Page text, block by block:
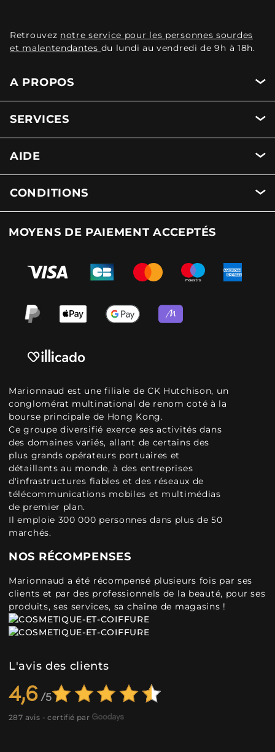
Retrouvez notre service pour les personnes sourdes
et malentendantes du lundi au vendredi de 9h à 18h.
A PROPOS
SERVICES
AIDE
CONDITIONS
MOYENS DE PAIEMENT ACCEPTÉS
Marionnaud est une filiale de CK Hutchison, un
conglomérat multinational de renom coté à la
bourse principale de Hong Kong.
Ce groupe diversifié exerce ses activités dans
des domaines variés, allant de certains des
plus grands opérateurs portuaires et
détaillants au monde, à des entreprises
d'infrastructures fiables et des réseaux de
télécommunications mobiles et multimédias
de premier plan.
Il emploie 300 000 personnes dans plus de 50
marchés.
NOS RÉCOMPENSES
Marionnaud a été récompensé plusieurs fois par ses
clients et par des professionnels de la beauté, pour ses
produits, ses services, sa chaîne de magasins !
L'avis des clients
4,6
287 avis - certifié par